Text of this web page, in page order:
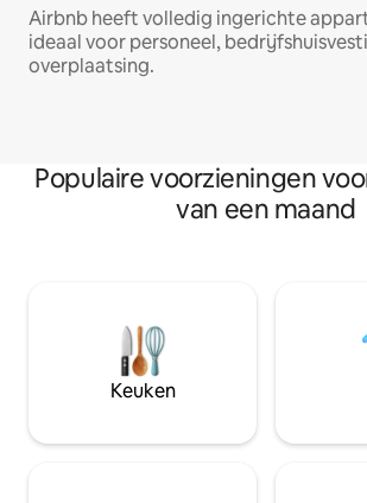
Airbnb heeft volledig ingerichte
ideaal voor personeel,
overplaatsing.
Populaire voorzieningen
van een maand
Keuken